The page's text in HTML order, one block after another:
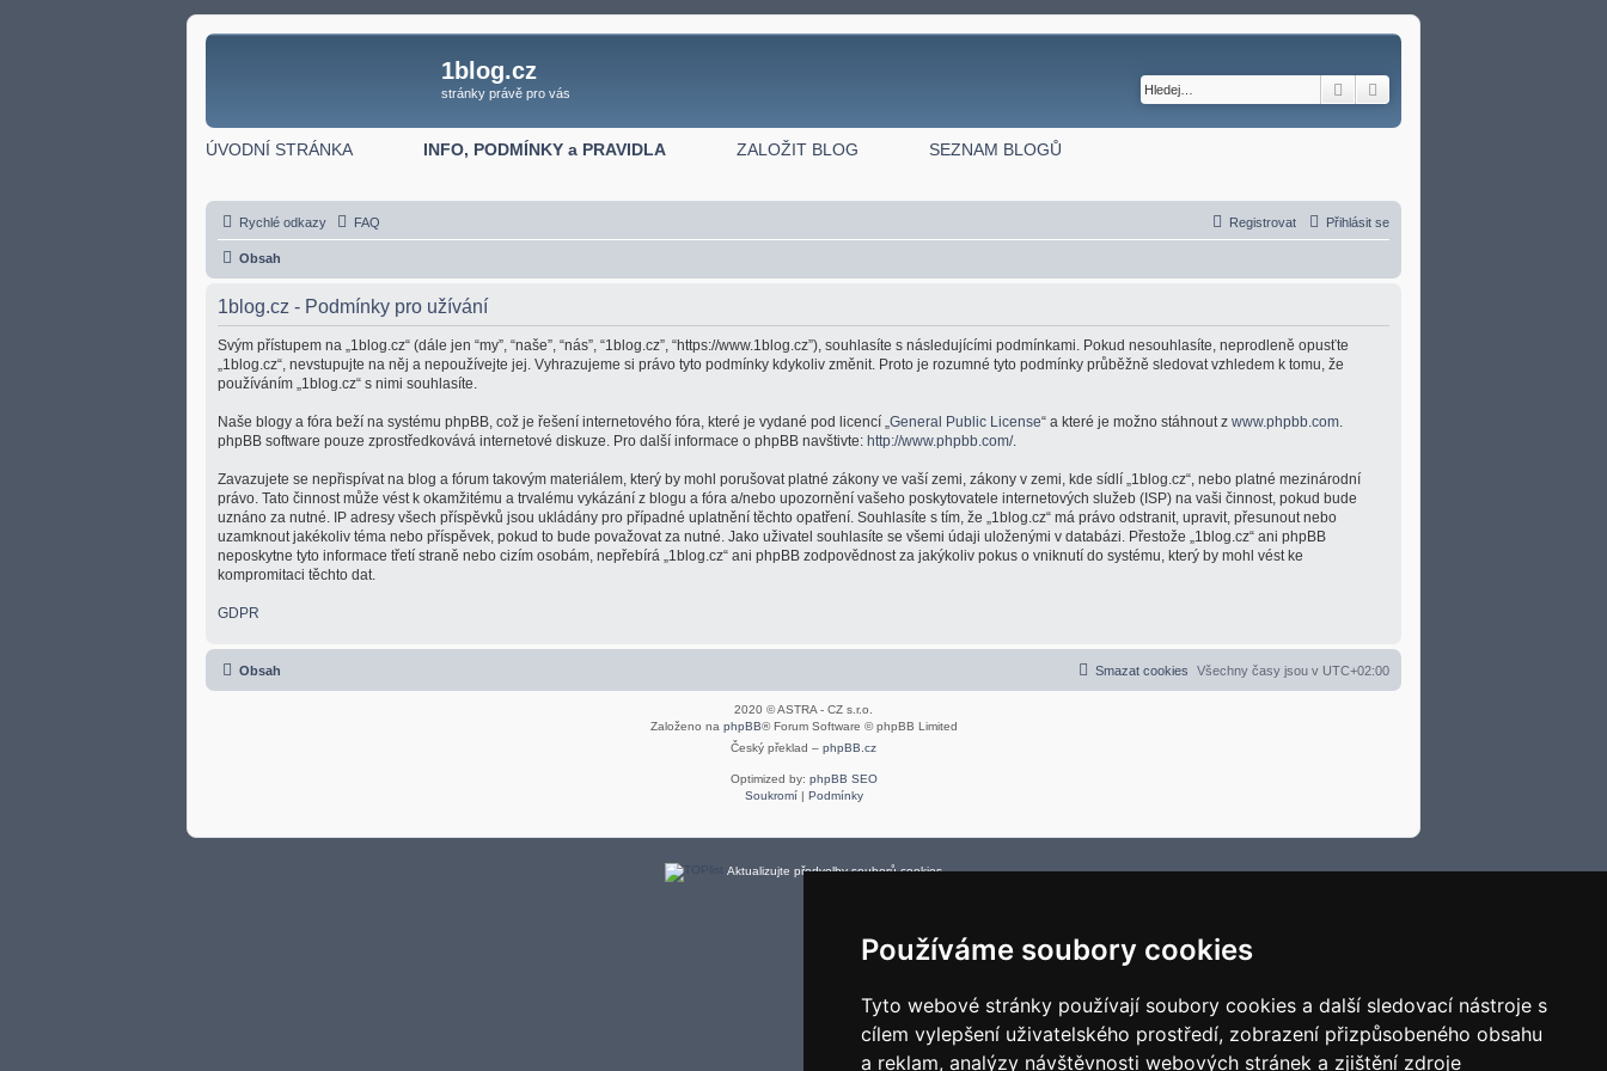
Používáme soubory cookies
Tyto webové stránky používají soubory cookies a další sledovací nástroje s
cílem vylepšení uživatelského prostředí, zobrazení přizpůsobeného obsahu
a reklam, analýzy návštěvnosti webových stránek a zjištění zdroje
1blog.cz
stránky právě pro vás Hledat
ÚVODNÍ STRÁNKA INFO, PODMÍNKY a PRAVIDLA ZALOŽIT BLOG SEZNAM BLOGŮ
Rychlé odkazy FAQ Přihlásit se
Registrovat
Obsah
1blog.cz - Podmínky pro užívání
Svým přístupem na „1blog.cz“ (dále jen “my”, “naše”, “nás”, “1blog.cz”, “https://www.1blog.cz”), souhlasíte s následujícími podmínkami. Pokud nesouhlasíte, neprodleně opusťte
„1blog.cz“, nevstupujte na něj a nepoužívejte jej. Vyhrazujeme si právo tyto podmínky kdykoliv změnit. Proto je rozumné tyto podmínky průběžně sledovat vzhledem k tomu, že
používáním „1blog.cz“ s nimi souhlasíte.
Naše blogy a fóra beží na systému phpBB, což je řešení internetového fóra, které je vydané pod licencí „ General Public License“ a které je možno stáhnout z www.phpbb.com
phpBB software pouze zprostředkovává internetové diskuze. Pro další informace o phpBB navštivte: http://www.phpbb.com/.
Zavazujete se nepřispívat na blog a fórum takovým materiálem, který by mohl porušovat platné zákony ve vaší zemi, zákony v zemi, kde sídlí „1blog.cz“, nebo platné mezinárodní
právo. Tato činnost může vést k okamžitému a trvalému vykázání z blogu a fóra a/nebo upozornění vašeho poskytovatele internetových služeb (ISP) na vaši činnost, pokud bude
uznáno za nutné. IP adresy všech příspěvků jsou ukládány pro případné uplatnění těchto opatření. Souhlasíte s tím, že „1blog.cz“ má právo odstranit, upravit, přesunout nebo
uzamknout jakékoliv téma nebo příspěvek, pokud to bude považovat za nutné. Jako uživatel souhlasíte se všemi údaji uloženými v databázi. Přestože „1blog.cz“ ani phpBB
neposkytne tyto informace třetí straně nebo cizím osobám, nepřebírá „1blog.cz“ ani phpBB zodpovědnost za jakýkoliv pokus o vniknutí do systému, který by mohl vést ke
kompromitaci těchto dat.
GDPR
Obsah Všechny časy jsou v UTC+02:00
Smazat cookies
2020 © ASTRA - CZ s.r.o.
Založeno na phpBB® Forum Software © phpBB Limited
Český překlad – phpBB.cz
Optimized by: phpBB SEO
Soukromí| Podmínky
Aktualizujte předvolby souborů cookies